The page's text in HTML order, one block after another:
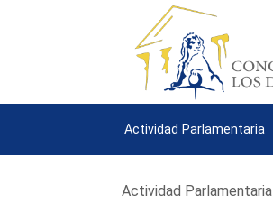
Actividad Parlamentaria
Actividad Parlamentaria